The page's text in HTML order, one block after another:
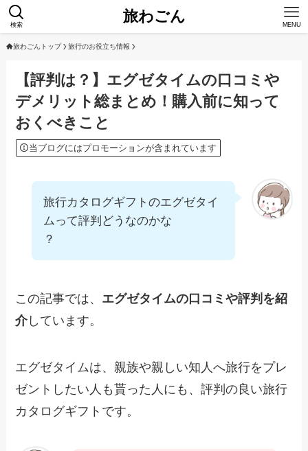
旅わごん
検索 MENU
旅わごんトップ 旅行のお役立ち情報
【評判は？】エグゼタイムの口コミや
デメリット総まとめ！購入前に知って
おくべきこと
当ブログにはプロモーションが含まれています
旅行カタログギフトのエグゼタイ
ムって評判どうなのかな
？
この記事では、 エグゼタイムの口コミや評判を紹
介しています。
エグゼタイムは、親族や親しい知人へ旅行をプレ
ゼントしたい人も貰った人にも、評判の良い旅行
カタログギフトです。